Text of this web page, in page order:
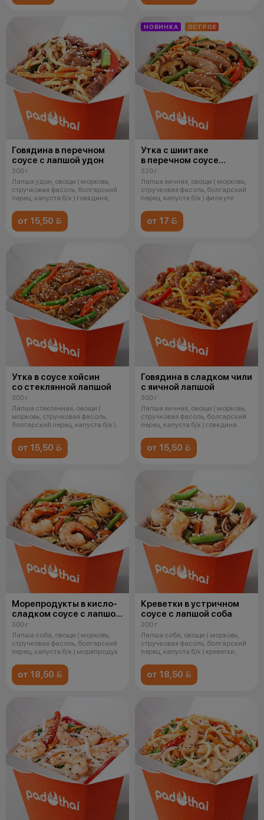
Говядина в перечном
соусе с лапшой удон
300 г
Лапша удон, овощи ( морковь,
стручковая фасоль, болгарский
перец, капуста б/к ) говядина,
от 15,50 
НОВИНКА ОСТРОЕ
Утка с шиитаке
в перечном соусе
с яичной лапшой
320 г
Лапша яичная, овощи ( морковь,
стручковая фасоль, болгарский
перец, капуста б/к ) филе уте
от 17 
Утка в соусе хойсин
со стеклянной лапшой
300 г
Лапша стеклянная, овощи (
морковь, стручковая фасоль,
болгарский перец, капуста б/к )
от 15,50 
Говядина в сладком чили
с яичной лапшой
300 г
Лапша яичная, овощи ( морковь,
стручковая фасоль, болгарский
перец, капуста б/к ) говядина
от 15,50 
Морепродукты в кисло-
сладком соусе с лапшой
соба
300 г
Лапша соба, овощи ( морковь,
стручковая фасоль, болгарский
перец, капуста б/к ) морепродук
от 18,50 
Креветки в устричном
соусе с лапшой соба
300 г
Лапша соба, овощи ( морковь,
стручковая фасоль, болгарский
перец, капуста б/к ) креветки,
от 18,50 